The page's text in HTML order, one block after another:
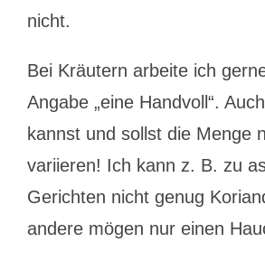
nicht.
Bei Kräutern arbeite ich
Angabe „eine Handvoll“.
kannst und sollst die Menge
variieren! Ich kann z. B. zu
Gerichten nicht genug
andere mögen nur einen